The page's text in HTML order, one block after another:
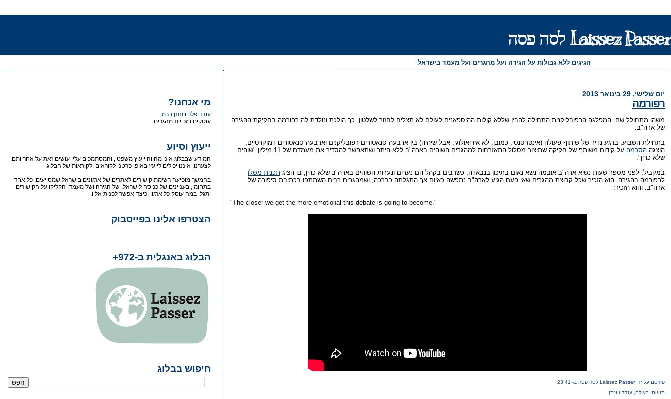
Laissez Passer לסה פסה
הגיגים ללא גבולות על הגירה ועל מהגרים ועל מעמד בישראל
יום שלישי, 29 בינואר 2013
רפורמה
משהו מתחולל שם. המפלגה הרפובליקנית התחילה להבין שללא קולות ההיספאנים לעולם לא תצליח לחזור לשלטון. כך הולכת ונולדת לה רפורמה בחקיקת ההגירה
של ארה"ב.
בתחילת השבוע, ברגע נדיר של שיתוף פעולה (אינטרסנטי, כמובן, לא אידיאולוגי, אבל שיהיה) בין ארבעה סנאטורים רפובליקנים וארבעה סנאטורים דמוקרטיים,
הוצגה הסכמה
על קידום משותף של חקיקה שתיצור מסלול התאזרחות למהגרים השוהים בארה"ב ללא היתר ושתאפשר להסדיר את מעמדם של 11 מיליון "שוהים
שלא כדין".
במקביל, לפני מספר שעות נשיא ארה"ב אובמה נשא נאום בתיכון בנבאדה, כשרבים בקהל הם נערים ונערות השוהים בארה"ב שלא כדין, בו הציג תכנית משלו
לרפורמה בהגירה. הוא הזכיר שכל קבוצת מהגרים שאי פעם הגיע לארה"ב נתפשה כאיום אך התגלתה כברכה, ושמהגרים רבים השתתפו בכתיבת סיפורה של
ארה"ב. והוא הזכיר:
"The closer we get the more emotional this debate is going to become."
פורסם על ידי Laissez Passer לסה פסה ב- 23:41
תוויות: בעולם, עודד ויונתן
מי אנחנו?
עודד פלר ויונתן ברמן
עוסקים בזכויות מהגרים
ייעוץ וסיוע
המידע שבבלוג אינו מהווה ייעוץ משפטי, והמסתמכים עליו עושים זאת על אחריותם.
לצערנו, איננו יכולים לייעץ באופן פרטני לקוראים ולקוראות של הבלוג.
בהמשך מופיעה רשימת קישורים לאתרים של ארגונים בישראל שמסייעים, כל אחד
בתחומו, בעניינים של כניסה לישראל, של הגירה ושל מעמד. הקליקו על הקישורים
ותגלו במה עוסק כל ארגון וכיצד אפשר לפנות אליו.
הצטרפו אלינו בפייסבוק
הבלוג באנגלית ב-972+
חיפוש בבלוג